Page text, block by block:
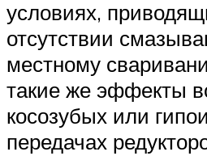
условиях,
отсутствии
местному
такие же эффекты
косозубых или
передачах